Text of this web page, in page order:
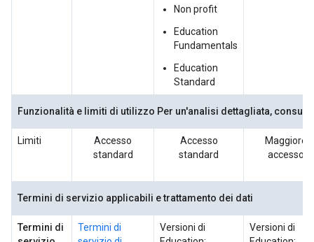
Non profit
Education
Fundamentals
Education
Standard
Funzionalità e limiti di utilizzo Per un'analisi dettagliata,
Limiti
Accesso
standard
Accesso
standard
Maggiore
accesso
Termini di servizio applicabili e trattamento dei dati
Termini di
Termini di
Versioni di
Versioni di